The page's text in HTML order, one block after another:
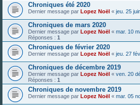
Chroniques été 2020
Dernier message par Lopez Noël « jeu. 25
Chroniques de mars 2020
Dernier message par Lopez Noël « mar. 10
Réponses : 1
Chroniques de février 2020
Dernier message par Lopez Noël « jeu. 27
Chroniques de décembre 2019
Dernier message par Lopez Noël « ven. 20
Réponses : 1
Chroniques de novembre 2019
Dernier message par Lopez Noël « mar. 05